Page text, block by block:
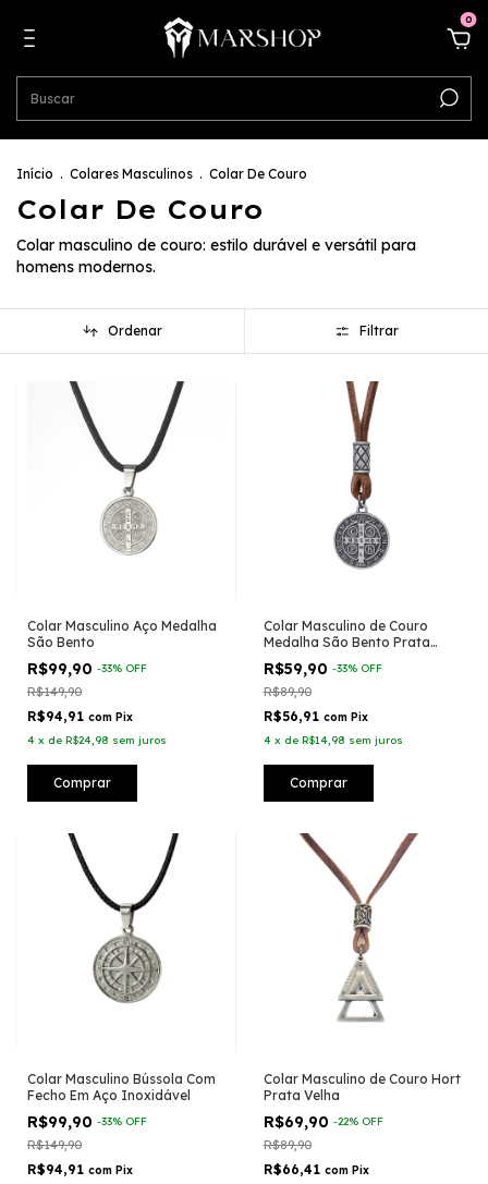
0
Início . Colares Masculinos . Colar De Couro
Colar De Couro
Colar masculino de couro: estilo durável e versátil para
homens modernos.
Ordenar Filtrar
Colar Masculino Aço Medalha
São Bento
R$99,90 -33% OFF
R$149,90
R$94,91 com Pix
4 x de R$24,98 sem juros
Colar Masculino de Couro
Medalha São Bento Prata
Velha
R$59,90 -33% OFF
R$89,90
R$56,91 com Pix
4 x de R$14,98 sem juros
Colar Masculino Bússola Com
Fecho Em Aço Inoxidável
R$99,90 -33% OFF
R$149,90
R$94,91 com Pix
Colar Masculino de Couro Hort
Prata Velha
R$69,90 -22% OFF
R$89,90
R$66,41 com Pix